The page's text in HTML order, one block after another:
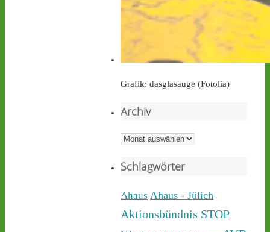
castor-stoppen.de
Ticker – Castor
stoppen!
@castorstoppen.bsky.social
⋅
nach #Ahaus nun rollt,
Protest gegen die
unnötigen & gefährlichen
Atommülltransporte über
Grafik: dasglasauge (Fotolia)
Archiv
Archiv
Schlagwörter
Ahaus Ahaus - Jülich
Aktionsbündnis STOP